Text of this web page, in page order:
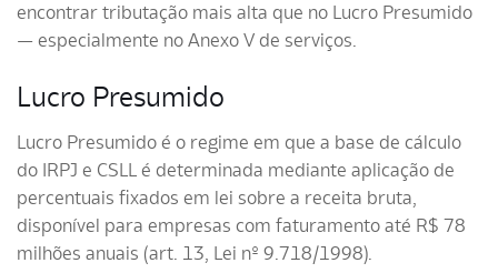
encontrar tributação mais alta que no Lucro Presumido
— especialmente no Anexo V de serviços.
Lucro Presumido
Lucro Presumido é o regime em que a base de cálculo
do IRPJ e CSLL é determinada mediante aplicação de
percentuais fixados em lei sobre a receita bruta,
disponível para empresas com faturamento até R$ 78
milhões anuais (art. 13, Lei nº 9.718/1998).